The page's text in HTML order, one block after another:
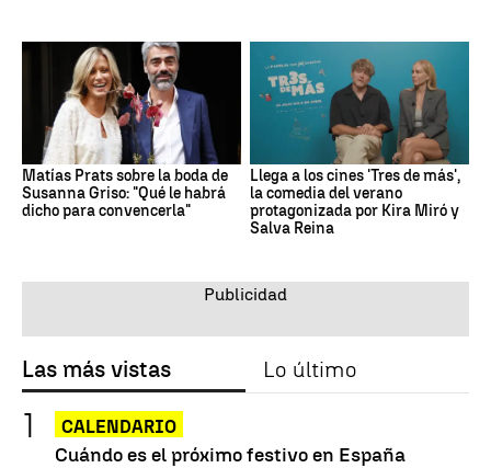
Matías Prats sobre la boda de
Susanna Griso: "Qué le habrá
dicho para convencerla"
Llega a los cines 'Tres de más',
la comedia del verano
protagonizada por Kira Miró y
Salva Reina
Las más vistas Lo último
CALENDARIO
Cuándo es el próximo festivo en España